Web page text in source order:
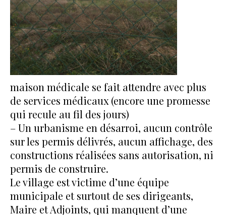
maison médicale se fait attendre avec plus
de services médicaux (encore une promesse
qui recule au fil des jours)
– Un urbanisme en désarroi, aucun contrôle
sur les permis délivrés, aucun affichage, des
constructions réalisées sans autorisation, ni
permis de construire.
Le village est victime d’une équipe
municipale et surtout de ses dirigeants,
Maire et Adjoints, qui manquent d’une